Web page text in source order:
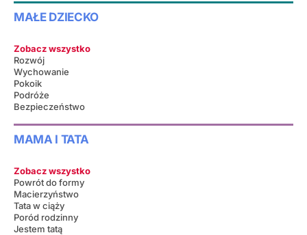
MAŁE DZIECKO
Zobacz wszystko
Rozwój
Wychowanie
Pokoik
Podróże
Bezpieczeństwo
MAMA I TATA
Zobacz wszystko
Powrót do formy
Macierzyństwo
Tata w ciąży
Poród rodzinny
Jestem tatą